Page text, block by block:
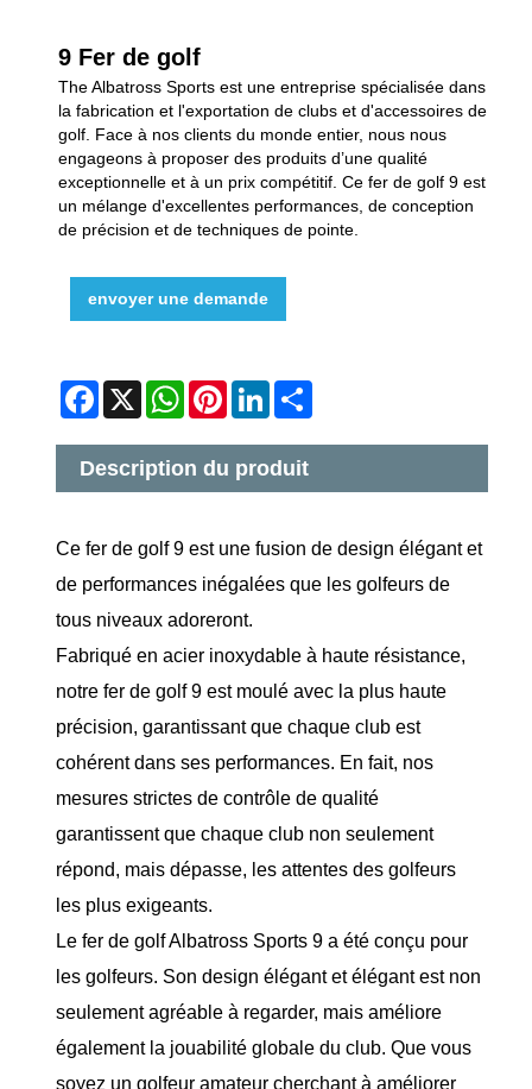
9 Fer de golf
The Albatross Sports est une entreprise spécialisée dans
la fabrication et l'exportation de clubs et d'accessoires de
golf. Face à nos clients du monde entier, nous nous
engageons à proposer des produits d’une qualité
exceptionnelle et à un prix compétitif. Ce fer de golf 9 est
un mélange d'excellentes performances, de conception
de précision et de techniques de pointe.
envoyer une demande
Facebook
X WhatsApp
Pinterest
LinkedIn
Description du produit
Ce fer de golf 9 est une fusion de design élégant et
de performances inégalées que les golfeurs de
tous niveaux adoreront.
Fabriqué en acier inoxydable à haute résistance,
notre fer de golf 9 est moulé avec la plus haute
précision, garantissant que chaque club est
cohérent dans ses performances. En fait, nos
mesures strictes de contrôle de qualité
garantissent que chaque club non seulement
répond, mais dépasse, les attentes des golfeurs
les plus exigeants.
Le fer de golf Albatross Sports 9 a été conçu pour
les golfeurs. Son design élégant et élégant est non
seulement agréable à regarder, mais améliore
également la jouabilité globale du club. Que vous
soyez un golfeur amateur cherchant à améliorer